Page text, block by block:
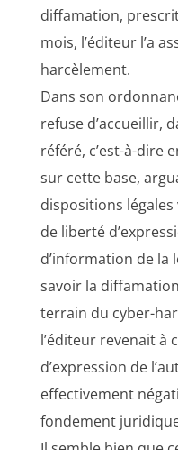
diffamation,
mois, l’éditeur l’a
harcèlement.
Dans son
refuse d’accueillir,
référé, c’est-à-dire
sur cette base,
dispositions légales
de liberté
d’information de la
savoir la
terrain du cyber-
l’éditeur revenait à
d’expression de
effectivement
fondement